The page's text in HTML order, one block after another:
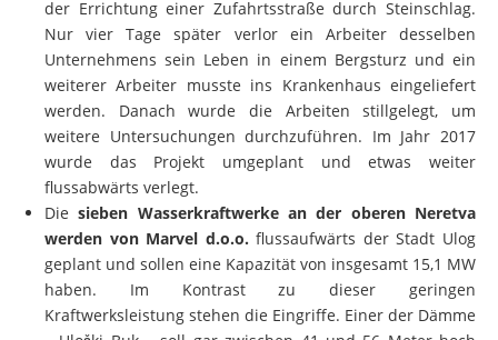
der Errichtung einer Zufahrtsstraße durch Steinschlag.
Nur vier Tage später verlor ein Arbeiter desselben
Unternehmens sein Leben in einem Bergsturz und ein
weiterer Arbeiter musste ins Krankenhaus eingeliefert
werden. Danach wurde die Arbeiten stillgelegt, um
weitere Untersuchungen durchzuführen. Im Jahr 2017
wurde das Projekt umgeplant und etwas weiter
flussabwärts verlegt.
Diesieben Wasserkraftwerke an der oberen Neretva
werden von Marvel d.o.o. flussaufwärts der Stadt Ulog
geplant und sollen eine Kapazität von insgesamt 15,1 MW
haben. Im Kontrast zu dieser geringen
Kraftwerksleistung stehen die Eingriffe. Einer der Dämme